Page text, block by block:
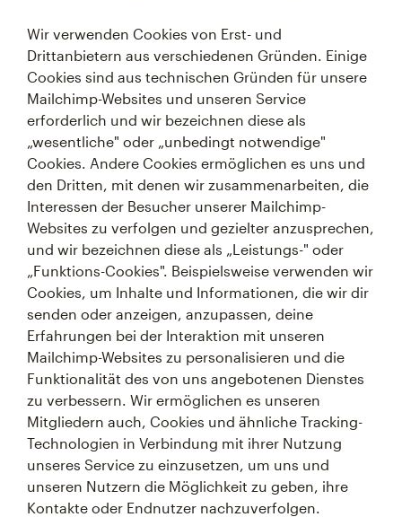
Wir verwenden Cookies von Erst- und
Drittanbietern aus verschiedenen Gründen. Einige
Cookies sind aus technischen Gründen für unsere
Mailchimp-Websites und unseren Service
erforderlich und wir bezeichnen diese als
„wesentliche" oder „unbedingt notwendige"
Cookies. Andere Cookies ermöglichen es uns und
den Dritten, mit denen wir zusammenarbeiten, die
Interessen der Besucher unserer Mailchimp-
Websites zu verfolgen und gezielter anzusprechen,
und wir bezeichnen diese als „Leistungs-" oder
„Funktions-Cookies". Beispielsweise verwenden wir
Cookies, um Inhalte und Informationen, die wir dir
senden oder anzeigen, anzupassen, deine
Erfahrungen bei der Interaktion mit unseren
Mailchimp-Websites zu personalisieren und die
Funktionalität des von uns angebotenen Dienstes
zu verbessern. Wir ermöglichen es unseren
Mitgliedern auch, Cookies und ähnliche Tracking-
Technologien in Verbindung mit ihrer Nutzung
unseres Service zu einzusetzen, um uns und
unseren Nutzern die Möglichkeit zu geben, ihre
Kontakte oder Endnutzer nachzuverfolgen.